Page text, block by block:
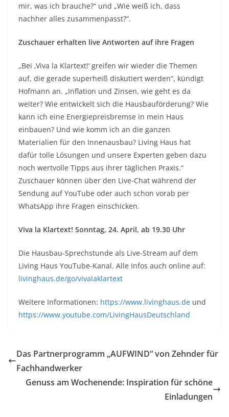
mir, was ich brauche?“ und „Wie weiß ich, dass
nachher alles zusammenpasst?“.
Zuschauer erhalten live Antworten auf ihre Fragen
„Bei ‚Viva la Klartext!‘ greifen wir wieder die Themen
auf, die gerade superheiß diskutiert werden“, kündigt
Hofmann an. „Inflation und Zinsen, wie geht es da
weiter? Wie entwickelt sich die Hausbauförderung? Wie
kann ich eine Energiepreisbremse in mein Haus
einbauen? Und wie komm ich an die ganzen
Materialien für den Innenausbau? Living Haus hat
dafür tolle Lösungen und unsere Experten geben dazu
noch wertvolle Tipps aus ihrer täglichen Praxis.“
Zuschauer können über den Live-Chat während der
Sendung auf YouTube oder auch schon vorab per
WhatsApp ihre Fragen einschicken.
Viva la Klartext! Sonntag, 24. April, ab 19.30 Uhr
Die Hausbau-Sprechstunde als Live-Stream auf dem
Living Haus YouTube-Kanal. Alle Infos auch online auf:
livinghaus.de/go/vivalaklartext
Weitere Informationen: https://www.livinghaus.de und
https://www.youtube.com/LivingHausDeutschland
Das Partnerprogramm „AUFWIND“ von Zehnder für
Fachhandwerker
Genuss am Wochenende: Inspiration für schöne
Einladungen